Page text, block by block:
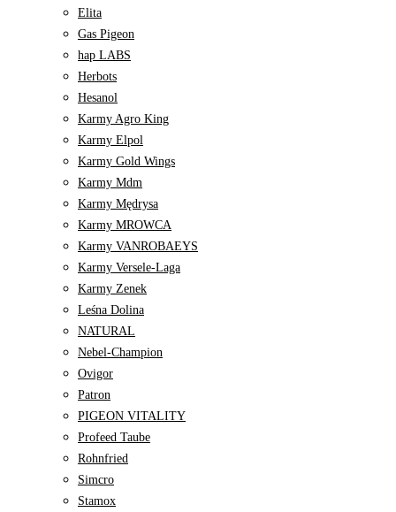
Elita
Gas Pigeon
hap LABS
Herbots
Hesanol
Karmy Agro King
Karmy Elpol
Karmy Gold Wings
Karmy Mdm
Karmy Mędrysa
Karmy MROWCA
Karmy VANROBAEYS
Karmy Versele-Laga
Karmy Zenek
Leśna Dolina
NATURAL
Nebel-Champion
Ovigor
Patron
PIGEON VITALITY
Profeed Taube
Rohnfried
Simcro
Stamox